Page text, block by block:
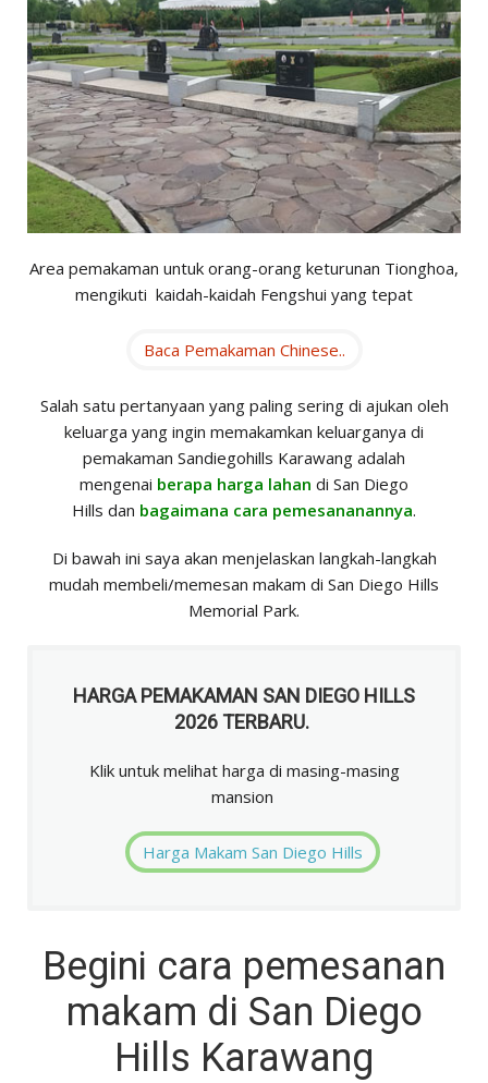
Area pemakaman untuk orang-orang keturunan Tionghoa,
mengikuti kaidah-kaidah Fengshui yang tepat
Baca Pemakaman Chinese..
Salah satu pertanyaan yang paling sering di ajukan oleh
keluarga yang ingin memakamkan keluarganya di
pemakaman Sandiegohills Karawang adalah
mengenai berapa harga lahan di San Diego
Hills dan bagaimana cara pemesananannya.
Di bawah ini saya akan menjelaskan langkah-langkah
mudah membeli/memesan makam di San Diego Hills
Memorial Park.
HARGA PEMAKAMAN SAN DIEGO HILLS
2026 TERBARU.
Klik untuk melihat harga di masing-masing
mansion
Harga Makam San Diego Hills
Begini cara pemesanan
makam di San Diego
Hills Karawang